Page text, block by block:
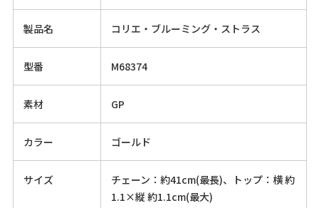
製品名 コリエ・ブルーミング・ストラス
型番 M68374
素材 GP
カラー ゴールド
サイズ
チェーン：約41cm(最長)、トップ：横 約
1.1×縦 約1.1cm(最大)